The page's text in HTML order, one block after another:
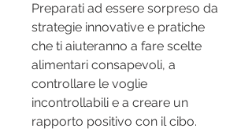
Preparati ad essere sorpreso da
strategie innovative e pratiche
che ti aiuteranno a fare scelte
alimentari consapevoli, a
controllare le voglie
incontrollabili e a creare un
rapporto positivo con il cibo.